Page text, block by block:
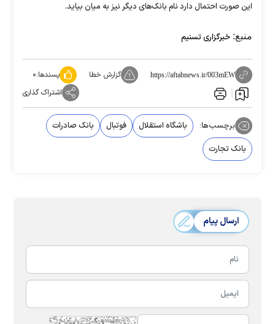
این صورت احتمال دارد نام بانک‌های دیگر نیز به میان بیاید.
منبع: خبرگزاری تسنیم
https://aftabnews.ir/003mEW گزارش خطا پسندها:۰
اشتراک گذاری
برچسب‌ها: باشگاه استقلال فوتبال
بانک صادرات
بانک تجارت
ارسال پیام